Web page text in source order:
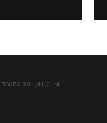
права защищены.